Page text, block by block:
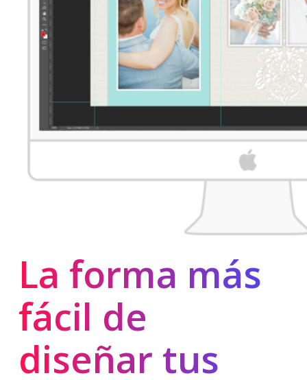
La forma más
fácil de
diseñar tus